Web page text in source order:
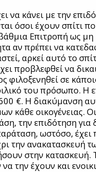
να κάνει με την
όσοι έχουν σπίτι
Επιτροπή ως μη
αν πρέπει να
αρκεί αυτό το
προβλεφθεί να
φιλοξενηθεί σε
του πρόσωπο. Η
€. Η διακύμανση
κάθε οικογένειας.
την επιδότηση
ωστόσο,
την ανακατασκευή
στην κατασκευή.
την έχουν και